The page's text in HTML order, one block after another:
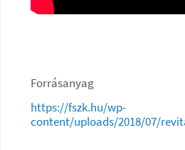
Forrásanyag
https://fszk.hu/wp-
content/uploads/2018/07/